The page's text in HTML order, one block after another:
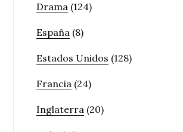
Drama (124)
España (8)
Estados Unidos (128)
Francia (24)
Inglaterra (20)